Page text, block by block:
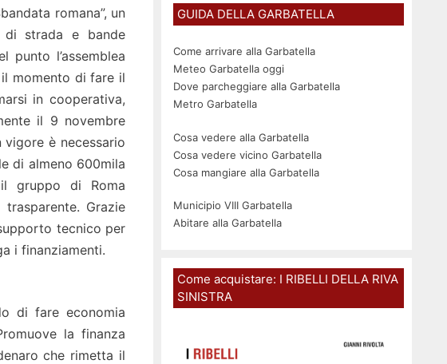
romana”, un
strada e bande
punto l’assemblea
momento di fare il
in cooperativa,
il 9 novembre
è necessario
di almeno 600mila
gruppo di Roma
Grazie
tecnico per
i finanziamenti.
di fare economia
la finanza
che rimetta il
GUIDA DELLA GARBATELLA
Come arrivare alla Garbatella
Meteo Garbatella oggi
Dove parcheggiare alla Garbatella
Metro Garbatella
Cosa vedere alla Garbatella
Cosa vedere vicino Garbatella
Cosa mangiare alla Garbatella
Municipio VIII Garbatella
Abitare alla Garbatella
Come acquistare: I RIBELLI DELLA RIVA
SINISTRA